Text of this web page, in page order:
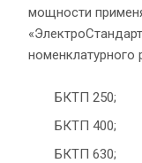
мощности
номенклатурного
БКТП 250;
БКТП 400;
БКТП 630;